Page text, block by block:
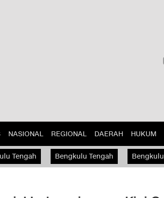
NASIONAL REGIONAL DAERAH HUKUM
Tengah Bengkulu Tengah